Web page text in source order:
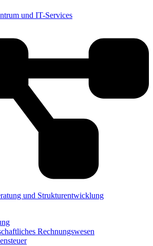
und IT-Services
und Strukturentwicklung
Rechnungswesen